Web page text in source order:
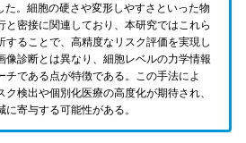
た。細胞の硬さや変形しやすさといった物
と密接に関連しており、本研究ではこれら
することで、高精度なリスク評価を実現し
像診断とは異なり、細胞レベルの力学情報
チである点が特徴である。この手法によ
ク検出や個別化医療の高度化が期待され、
寄与する可能性がある。